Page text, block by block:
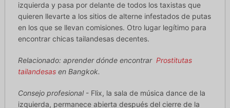
izquierda y pasa por delante de todos los taxistas que
quieren llevarte a los sitios de alterne infestados de putas
en los que se llevan comisiones. Otro lugar legítimo para
encontrar chicas tailandesas decentes.
Relacionado: aprender dónde encontrar Prostitutas
tailandesasen Bangkok.
Consejo profesional- Flix, la sala de música dance de la
izquierda, permanece abierta después del cierre de la